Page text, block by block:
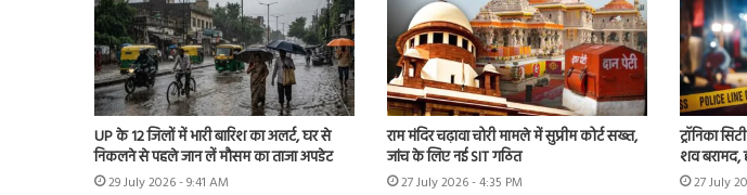
UP के 12 जिलों में भारी बारिश का अलर्ट, घर से
निकलने से पहले जान लें मौसम का ताजा अपडेट
29 July 2026 - 9:41 AM
राम मंदिर चढ़ावा चोरी मामले में सुप्रीम कोर्ट सख्त,
जांच के लिए नई SIT गठित
27 July 2026 - 4:35 PM
ट्रॉनिका
शव
27 July